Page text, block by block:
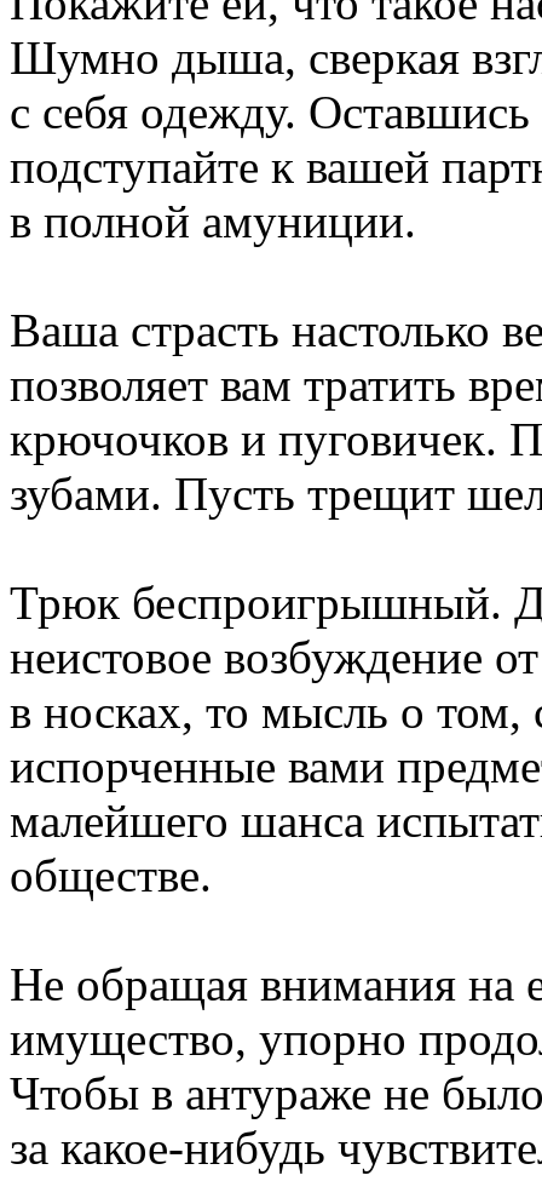
Шумно дыша, сверкая
с себя одежду.
подступайте к вашей
в полной амуниции.
Ваша страсть настолько
позволяет вам тратить
крючочков и пуговичек.
зубами. Пусть трещит
Трюк беспроигрышный.
неистовое возбуждение
в носках, то мысль о том,
испорченные вами
малейшего шанса
обществе.
Не обращая внимания на
имущество, упорно
Чтобы в антураже не
за какое-нибудь